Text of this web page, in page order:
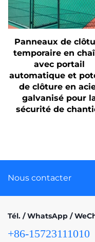
Panneaux de
temporaire en
avec portail
automatique et
de clôture en
galvanisé pour
sécurité de
Nous contacter
Tél. / WhatsApp /
+86-15723111010